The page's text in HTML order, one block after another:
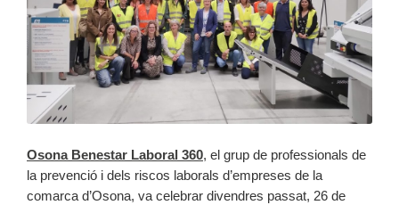
Osona Benestar Laboral 360, el grup de professionals de
la prevenció i dels riscos laborals d’empreses de la
comarca d’Osona, va celebrar divendres passat, 26 de